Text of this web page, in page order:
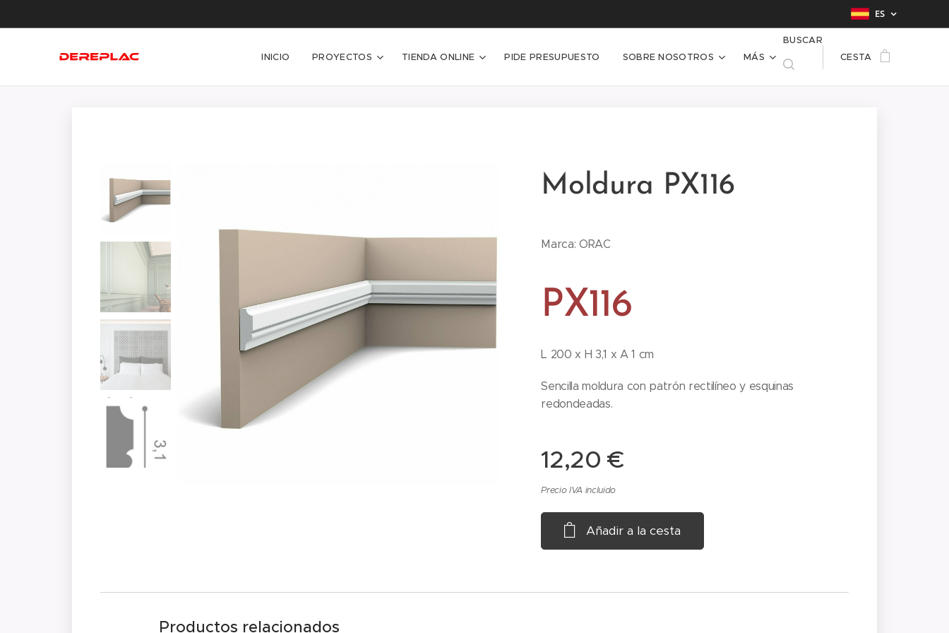
ES
INICIO PROYECTOS TIENDA ONLINE PIDE PRESUPUESTO SOBRE NOSOTROS MÁS
BUSCAR
CESTA
Moldura PX116
Marca: ORAC
PX116
L 200 x H 3,1 x A 1 cm
Sencilla moldura con patrón rectilíneo y esquinas
redondeadas.
12,20 €
Precio IVA incluido
Añadir a la cesta
Productos relacionados